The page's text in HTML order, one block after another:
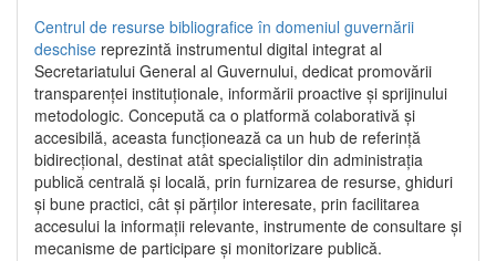
Centrul de resurse bibliografice în domeniul guvernării
deschise reprezintă instrumentul digital integrat al
Secretariatului General al Guvernului, dedicat promovării
transparenței instituționale, informării proactive și sprijinului
metodologic. Concepută ca o platformă colaborativă și
accesibilă, aceasta funcționează ca un hub de referință
bidirecțional, destinat atât specialiștilor din administrația
publică centrală și locală, prin furnizarea de resurse, ghiduri
și bune practici, cât și părților interesate, prin facilitarea
accesului la informații relevante, instrumente de consultare și
mecanisme de participare și monitorizare publică.